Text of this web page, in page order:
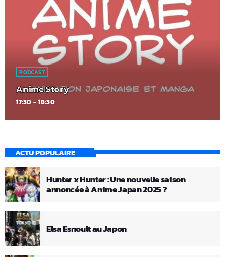
PODCAST
Anime Story
17:30 - 18:30
ACTU POPULAIRE
Hunter x Hunter : Une nouvelle saison
annoncée à Anime Japan 2025 ?
Elsa Esnoult au Japon